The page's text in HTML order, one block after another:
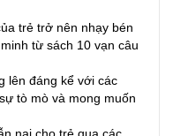
trẻ trở nên nhạy bén
từ sách 10 vạn câu
lên đáng kể với các
tò mò và mong muốn